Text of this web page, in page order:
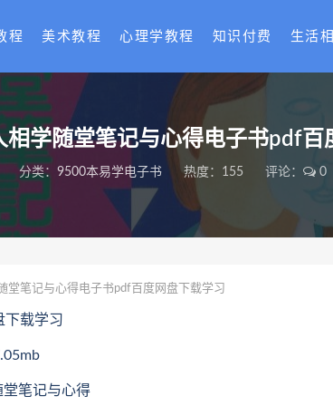
程 美术教程 心理学教程 知识付费 生活
相学随堂笔记与心得电子书pdf百
分类： 9500本易学电子书 热度：155 评论： 0
堂笔记与心得电子书pdf百度网盘下载学习
下载学习
笔记与心得